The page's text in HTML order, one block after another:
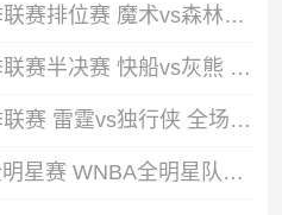
07月22日 NBA夏季联赛排位赛 魔术vs森林狼 全场录像回放
07月22日 NBA夏季联赛半决赛 快船vs灰熊 全场录像回放
07月21日 NBA夏季联赛 雷霆vs独行侠 全场录像回放
07月21日 WNBA全明星赛 WNBA全明星队vs美国女篮 全场录像回放